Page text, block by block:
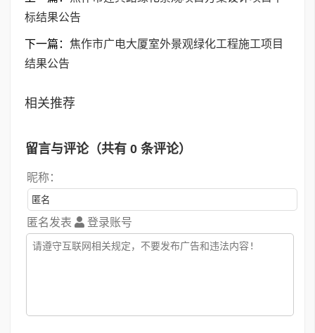
标结果公告
下一篇： 焦作市广电大厦室外景观绿化工程施工项目
结果公告
相关推荐
留言与评论（共有 0 条评论）
昵称：
匿名发表 登录账号